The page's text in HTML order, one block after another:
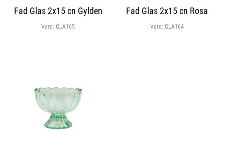
Fad Glas 2x15 cn Gylden
Vare:GLA165
Fad Glas 2x15 cn Rosa
Vare: GLA164